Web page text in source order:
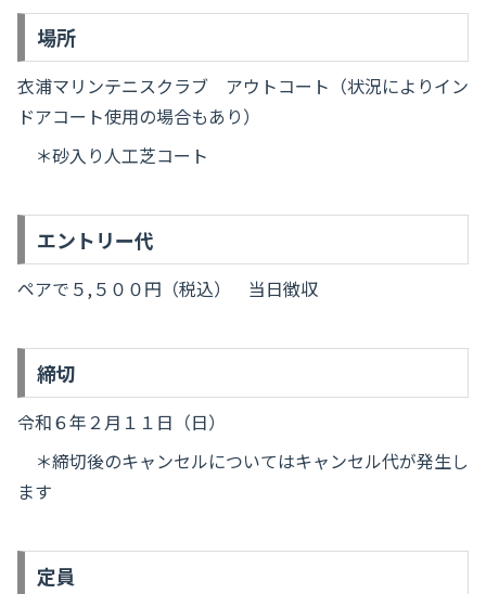
場所
衣浦マリンテニスクラブ アウトコート（状況によりイン
ドアコート使用の場合もあり）
＊砂入り人工芝コート
エントリー代
ペアで５,５００円（税込） 当日徴収
締切
令和６年２月１１日（日）
＊締切後のキャンセルについてはキャンセル代が発生し
ます
定員